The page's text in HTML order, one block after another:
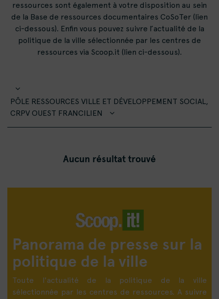
ressources sont également à votre disposition au sein
de la Base de ressources documentaires CoSoTer (lien
ci-dessous). Enfin vous pouvez suivre l’actualité de la
politique de la ville sélectionnée par les centres de
ressources via Scoop.it (lien ci-dessous).
PÔLE RESSOURCES VILLE ET DÉVELOPPEMENT SOCIAL,
CRPV OUEST FRANCILIEN
Aucun résultat trouvé
Panorama de presse sur la
politique de la ville
Toute l'actualité de la politique de la ville
sélectionnée par les centres de ressources. A suivre